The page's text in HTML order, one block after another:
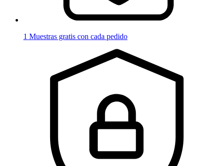
1 Muestras gratis con cada pedido